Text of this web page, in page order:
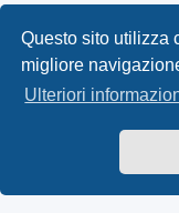
Questo sito utilizza
migliore
Ulteriori